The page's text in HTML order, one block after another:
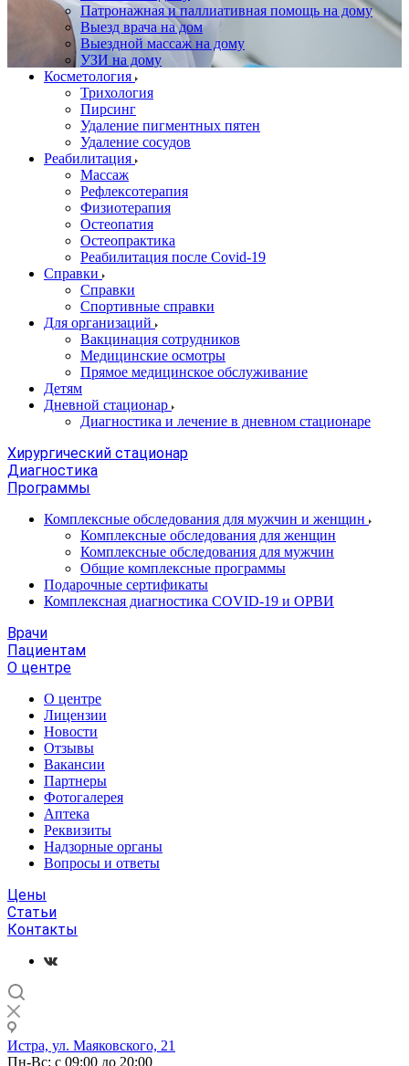
Патронажная и паллиативная помощь на дому
Выезд врача на дом
Выездной массаж на дому
УЗИ на дому
Косметология
Трихология
Пирсинг
Удаление пигментных пятен
Удаление сосудов
Реабилитация
Массаж
Рефлексотерапия
Физиотерапия
Остеопатия
Остеопрактика
Реабилитация после Covid-19
Справки
Справки
Спортивные справки
Для организаций
Вакцинация сотрудников
Медицинские осмотры
Прямое медицинское обслуживание
Детям
Дневной стационар
Диагностика и лечение в дневном стационаре
Хирургический стационар
Диагностика
Программы
Комплексные обследования для мужчин и женщин
Комплексные обследования для женщин
Комплексные обследования для мужчин
Общие комплексные программы
Подарочные сертификаты
Комплексная диагностика COVID-19 и ОРВИ
Врачи
Пациентам
О центре
О центре
Лицензии
Новости
Отзывы
Вакансии
Партнеры
Фотогалерея
Аптека
Реквизиты
Надзорные органы
Вопросы и ответы
Цены
Статьи
Контакты
Истра, ул. Маяковского, 21
Пн-Вс: с 09:00 до 20:00